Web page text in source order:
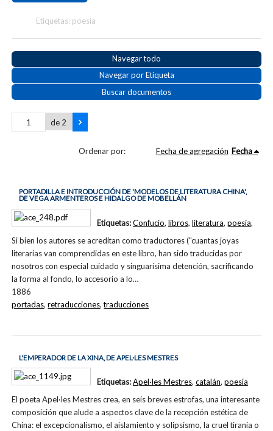
Etiquetas: poesía
Navegar todo
Navegar por Etiqueta
Buscar documentos
de 2
Ordenar por: Fecha de agregación Fecha
PORTADILLA E INTRODUCCIÓN DE 'MODELOS DE LITERATURA CHINA',
DE VEGA ARMENTEROS E HIDALGO DE MOBELLÁN
Si bien los autores se acreditan como traductores ("cuantas joyas
literarias van comprendidas en este libro, han sido traducidas por
nosotros con especial cuidado y singuarísima detención, sacrificando
la forma al fondo, lo accesorio a lo…
1886
Etiquetas:Confucio, libros, literatura, poesía,
portadas,retraducciones,traducciones
L'EMPERADOR DE LA XINA, DE APEL·LES MESTRES
El poeta Apel·les Mestres crea, en seis breves estrofas, una interesante
composición que alude a aspectos clave de la recepción estética de
China: el excepcionalismo, el aislamiento y solipsismo, la cruel tiranía o
Etiquetas:Apel·les Mestres, catalán, poesía